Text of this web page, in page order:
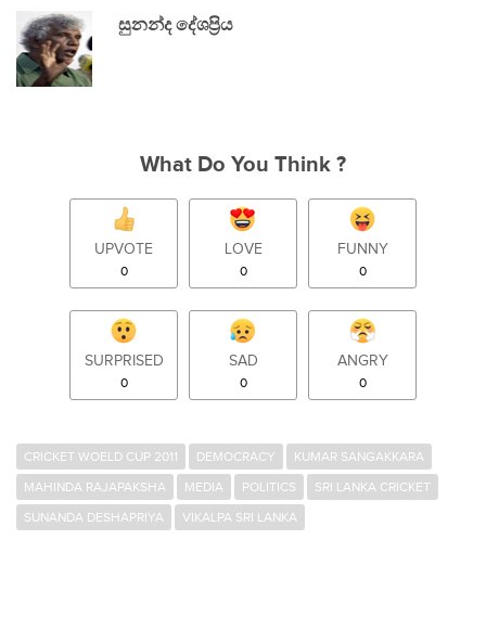
සුනන්ද දේශප්‍රිය
What Do You Think ?
UPVOTE
0
LOVE
0
FUNNY
0
SURPRISED
0
SAD
0
ANGRY
0
CRICKET WOELD CUP 2011 DEMOCRACY
KUMAR SANGAKKARA
MAHINDA RAJAPAKSHA
MEDIA POLITICS
SRI LANKA CRICKET
SUNANDA DESHAPRIYA
VIKALPA SRI LANKA